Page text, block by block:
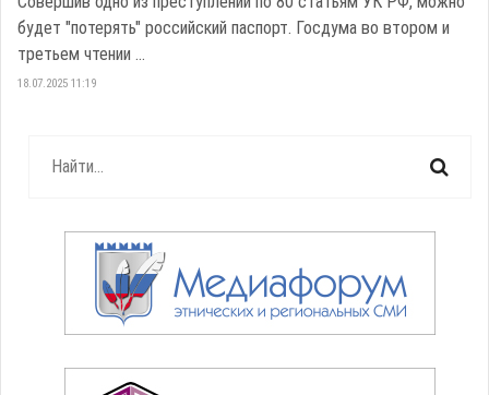
будет "потерять" российский паспорт. Госдума во втором и
третьем чтении ...
18.07.2025 11:19